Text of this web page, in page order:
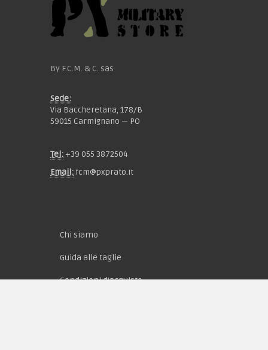
By F.C.M. & C. sas
Sede:
Via Baccheretana, 178/B
59015 Carmignano — PO
Tel: +39 055 3872504
Email: fcm@pxprato.it
Chi siamo
Guida alle taglie
Condizioni d'acquisto